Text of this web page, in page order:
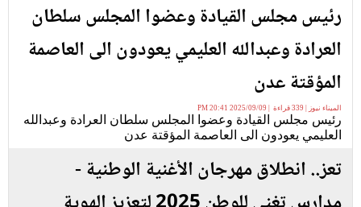
رئيس مجلس القيادة وعضوا المجلس سلطان
العرادة وعبدالله العليمي يعودون الى العاصمة
المؤقتة عدن
الميناء نيوز | 339 قراءة | 2025/09/09 20:41 PM
رئيس مجلس القيادة وعضوا المجلس سلطان العرادة وعبدالله
العليمي يعودون الى العاصمة المؤقتة عدن
تعز.. انطلاق مهرجان الأغنية الوطنية -